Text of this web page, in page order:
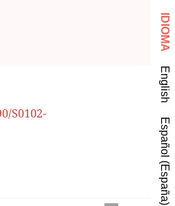
S0102-
IDIOMA
English
Español (España)